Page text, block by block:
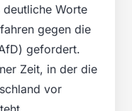
deutliche Worte
gegen die
gefordert.
Zeit, in der die
vor